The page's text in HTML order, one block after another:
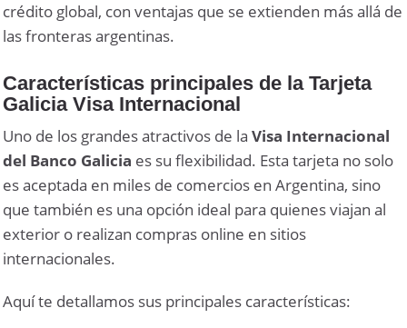
crédito global, con ventajas que se extienden más allá de
las fronteras argentinas.
Características principales de la Tarjeta
Galicia Visa Internacional
Uno de los grandes atractivos de laVisa Internacional
del Banco Galicia es su flexibilidad. Esta tarjeta no solo
es aceptada en miles de comercios en Argentina, sino
que también es una opción ideal para quienes viajan al
exterior o realizan compras online en sitios
internacionales.
Aquí te detallamos sus principales características: